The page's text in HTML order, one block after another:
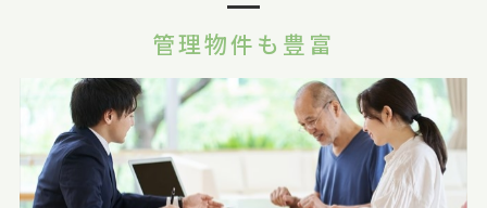
管理物件も豊富